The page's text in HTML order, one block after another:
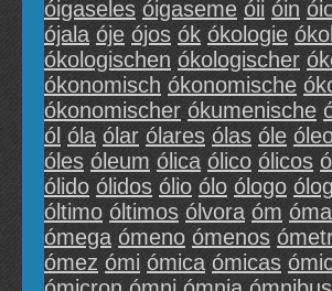
óigaseles óigaseme óii óin
ójala óje ójos ók ókologie
ókologischen ókologischer
ókonomisch ókonomische
ókonomischer ókumenische
ól óla ólar ólares ólas óle
óles óleum ólica ólico ólicos
ólido ólidos ólio ólo ólogo
óltimo óltimos ólvora óm
ómega ómeno ómenos
ómez ómi ómica ómicas